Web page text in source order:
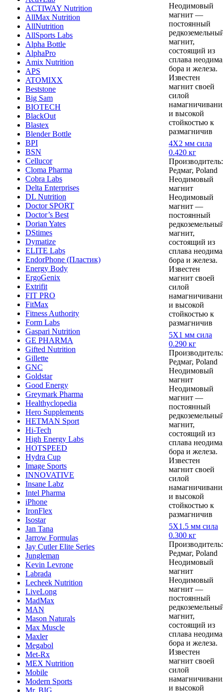
ACTIWAY Nutrition
AllMax Nutrition
AllNutrition
AllSports Labs
Alpha Bottle
AlphaPro
Amix Nutrition
APS
ATOMIXX
Beststone
Big Sam
BIOTECH
BlackOut
Blastex
Blender Bottle
BPI
BSN
Cellucor
Cloma Pharma
Cobra Labs
Delta Enterprises
DL Nutrition
Doctor SPORT
Doctor’s Best
Dorian Yates
DStimes
Dymatize
ELITE Labs
EndorPhone (Пластик)
Energy Body
ErgoGenix
Extrifit
FIT PRO
FitMax
Fitness Authority
Form Labs
Gaspari Nutrition
GE PHARMA
Gifted Nutrition
Gillette
GNC
Goldstar
Good Energy
Greymark Pharma
Healthyclopedia
Hero Supplements
HETMAN Sport
Hi-Tech
High Energy Labs
HOTSPEED
Hydra Cup
Image Sports
INNOVATIVE
Insane Labz
Intel Pharma
iPhone
IronFlex
Isostar
Jan Tana
Jarrow Formulas
Jay Cutler Elite Series
Jungleman
Kevin Levrone
Labrada
Lecheek Nutrition
LiveLong
MadMax
MAN
Mason Naturals
Max Muscle
Maxler
Megabol
Met-Rx
MEX Nutrition
Mobile
Modern Sports
Mr. BIG
Неодимовый
магнит —
постоянный
магнит,
состоящий из
сплава
бора и железа.
Известен
магнит своей
силой
и высокой
стойкостью к
размагничив
4Х2 мм сила
0.420 кг
Производитель:
Редмаг, Poland
Неодимовый
магнит
Неодимовый
магнит —
постоянный
магнит,
состоящий из
сплава
бора и железа.
Известен
магнит своей
силой
и высокой
стойкостью к
размагничив
5Х1 мм сила
0.290 кг
Производитель:
Редмаг, Poland
Неодимовый
магнит
Неодимовый
магнит —
постоянный
магнит,
состоящий из
сплава
бора и железа.
Известен
магнит своей
силой
и высокой
стойкостью к
размагничив
5Х1.5 мм сила
0.300 кг
Производитель:
Редмаг, Poland
Неодимовый
магнит
Неодимовый
магнит —
постоянный
магнит,
состоящий из
сплава
бора и железа.
Известен
магнит своей
силой
и высокой